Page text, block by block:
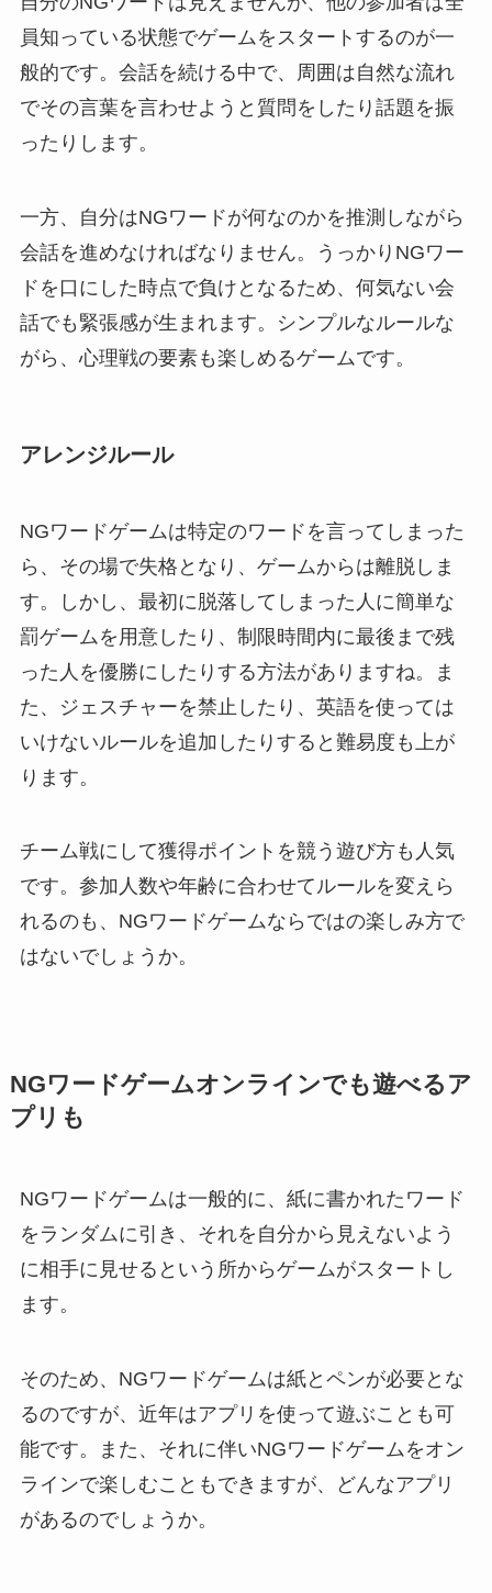
員知っている状態でゲームをスタートするのが一
般的です。会話を続ける中で、周囲は自然な流れ
でその言葉を言わせようと質問をしたり話題を振
ったりします。
一方、自分はNGワードが何なのかを推測しながら
会話を進めなければなりません。うっかりNGワー
ドを口にした時点で負けとなるため、何気ない会
話でも緊張感が生まれます。シンプルなルールな
がら、心理戦の要素も楽しめるゲームです。
アレンジルール
NGワードゲームは特定のワードを言ってしまった
ら、その場で失格となり、ゲームからは離脱しま
す。しかし、最初に脱落してしまった人に簡単な
罰ゲームを用意したり、制限時間内に最後まで残
った人を優勝にしたりする方法がありますね。ま
た、ジェスチャーを禁止したり、英語を使っては
いけないルールを追加したりすると難易度も上が
ります。
チーム戦にして獲得ポイントを競う遊び方も人気
です。参加人数や年齢に合わせてルールを変えら
れるのも、NGワードゲームならではの楽しみ方で
はないでしょうか。
NGワードゲームオンラインでも遊べるア
プリも
NGワードゲームは一般的に、紙に書かれたワード
をランダムに引き、それを自分から見えないよう
に相手に見せるという所からゲームがスタートし
ます。
そのため、NGワードゲームは紙とペンが必要とな
るのですが、近年はアプリを使って遊ぶことも可
能です。また、それに伴いNGワードゲームをオン
ラインで楽しむこともできますが、どんなアプリ
があるのでしょうか。